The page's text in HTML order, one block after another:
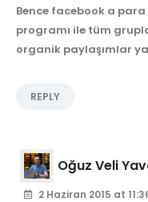
Bence facebook a
programı ile tüm
organik paylaşımlar
REPLY
Oğuz Veli
2 Haziran 2015 at